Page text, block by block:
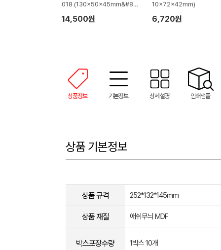
018 (130x50x45mm&#82
03;)
14,500원
10x72x42mm)
6,720원
상품정보 기본정보 상세설명 인쇄샘플
상품 기본정보
상품 규격 252*132*145mm
상품 재질 애쉬무늬 MDF
박스포장수량 1박스 10개